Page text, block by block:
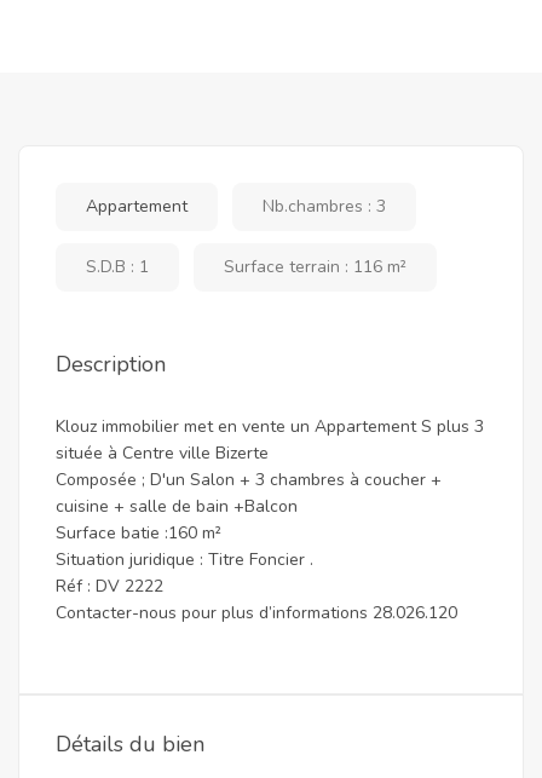
Appartement Nb.chambres : 3
S.D.B : 1 Surface terrain : 116 m²
Description
Klouz immobilier met en vente un Appartement S plus 3
située à Centre ville Bizerte
Composée ; D'un Salon + 3 chambres à coucher +
cuisine + salle de bain +Balcon
Surface batie :160 m²
Situation juridique : Titre Foncier .
Réf : DV 2222
Contacter-nous pour plus d’informations 28.026.120
Détails du bien